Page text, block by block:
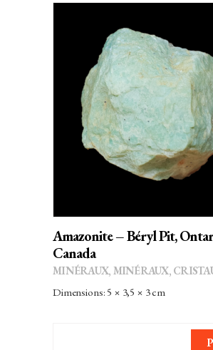
AJOUTER AU PANIER
Amazonite – Béryl Pit,
Canada
MINÉRAUX, MINÉRAUX,
Dimensions: 5 × 3,5 × 3 cm